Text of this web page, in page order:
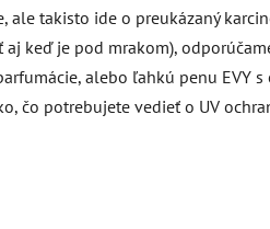
takisto ide o preukázaný
keď je pod mrakom),
alebo ľahkú penu EVY
čo potrebujete vedieť o UV